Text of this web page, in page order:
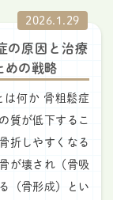
2026.1.29
の原因と治療
めの戦略
は何か 骨粗鬆症
質が低下するこ
折しやすくなる
が壊され（骨吸
（骨形成）とい